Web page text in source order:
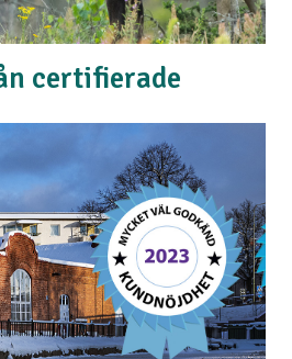
certifierade
vi biobränsle från
certifierade skogar och
i vår elproduktion (FSC-
för dig som är kund